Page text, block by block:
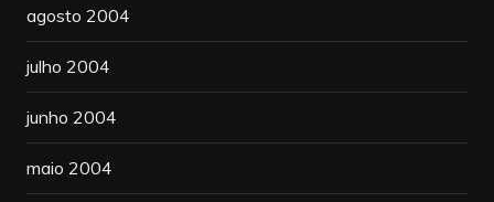
agosto 2004
julho 2004
junho 2004
maio 2004